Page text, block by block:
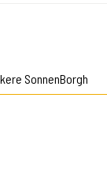
SonnenBorgh